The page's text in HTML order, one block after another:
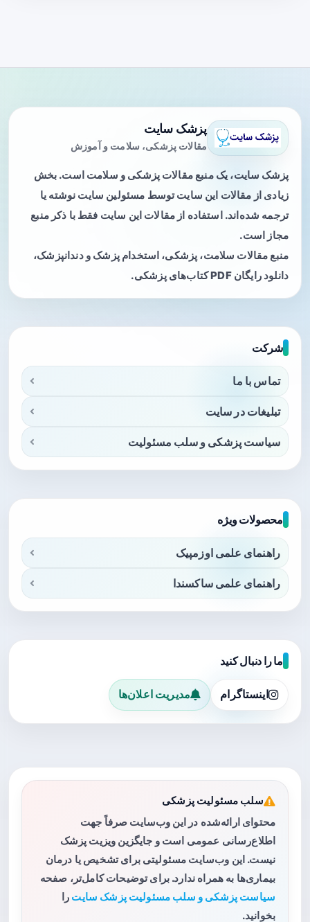
پزشک سایت
مقالات پزشکی، سلامت و آموزش
پزشک سایت، یک منبع مقالات پزشکی و سلامت است. بخش
زیادی از مقالات این سایت توسط مسئولین سایت نوشته یا
ترجمه شده‌اند. استفاده از مقالات این سایت فقط با ذکر منبع
مجاز است.
منبع مقالات سلامت، پزشکی، استخدام پزشک و دندانپزشک،
دانلود رایگان PDF کتاب‌های پزشکی.
شرکت
تماس با ما
تبلیغات در سایت
سیاست پزشکی و سلب مسئولیت
محصولات ویژه
راهنمای علمی اوزمپیک
راهنمای علمی ساکسندا
ما را دنبال کنید
اینستاگرام مدیریت اعلان‌ها
سلب مسئولیت پزشکی
محتوای ارائه‌شده در این وب‌سایت صرفاً جهت
اطلاع‌رسانی عمومی است و جایگزین ویزیت پزشک
نیست. این وب‌سایت مسئولیتی برای تشخیص یا درمان
بیماری‌ها به همراه ندارد. برای توضیحات کامل‌تر، صفحه
سیاست پزشکی و سلب مسئولیت پزشک سایت را
بخوانید.